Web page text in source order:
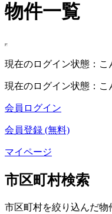
物件一覧
現在のログイン状態：こ
現在のログイン状態：こ
会員ログイン
会員登録 (無料)
マイページ
市区町村検索
市区町村を絞り込んだ物